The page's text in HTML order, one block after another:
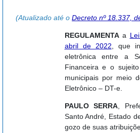
(Atualizado até o Decreto nº 18.337,
REGULAMENTAa
abril de 2022 , que
eletrônica entre a
Financeira e o
municipais por meio
Eletrônico – DT-e.
PAULO SERRA ,
Santo André, Estado
gozo de suas